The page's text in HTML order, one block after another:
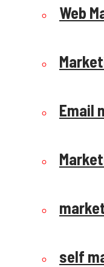
Web
Email
self